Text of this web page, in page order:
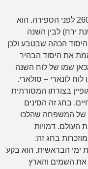
לוח השנה הסיני, נערך בסביבות שנת 2600 לפני הספירה. הוא
ירח) לבין השנה
הכהה שבטבע ולכן
את היסוד הבהיר
שמו של לוח השנה
לוח לונארי – סולארי.
בצורתו המסורתית
בחג זה הסינים
של המשפחה שהלכו
העולם. דמויות
בחג זה:
ימי הבראשית. הוא בקע
את השמים והארץ